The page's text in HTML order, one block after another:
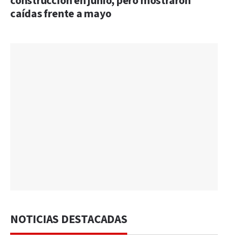
caídas frente a mayo
NOTICIAS DESTACADAS